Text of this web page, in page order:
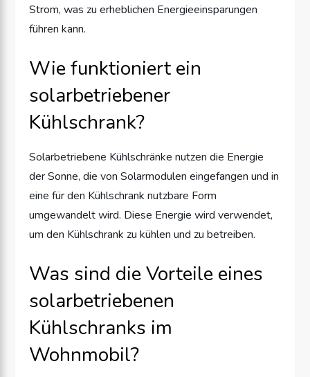
Strom, was zu erheblichen Energieeinsparungen
führen kann.
Wie funktioniert ein
solarbetriebener
Kühlschrank?
Solarbetriebene Kühlschränke nutzen die Energie
der Sonne, die von Solarmodulen eingefangen und in
eine für den Kühlschrank nutzbare Form
umgewandelt wird. Diese Energie wird verwendet,
um den Kühlschrank zu kühlen und zu betreiben.
Was sind die Vorteile eines
solarbetriebenen
Kühlschranks im
Wohnmobil?